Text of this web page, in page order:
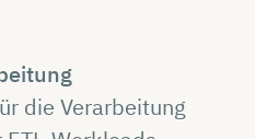
die Verarbeitung